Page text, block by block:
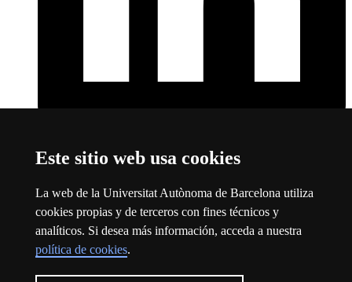
Este sitio web usa cookies
La web de la Universitat Autònoma de Barcelona utiliza
cookies propias y de terceros con fines técnicos y
analíticos. Si desea más información, acceda a nuestra
política de cookies.
Sobre el web
Universitat Autònoma de Barcelona
Aviso legalEste enlace se abre en una nueva ventana
Protección de datosEste enlace se abre en una nueva ventana
Sobre el webEste enlace se abre en una nueva ventana